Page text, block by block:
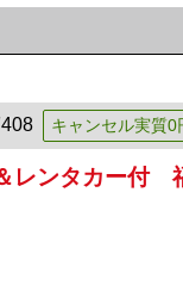
キャンセル実質0
レンタカー付